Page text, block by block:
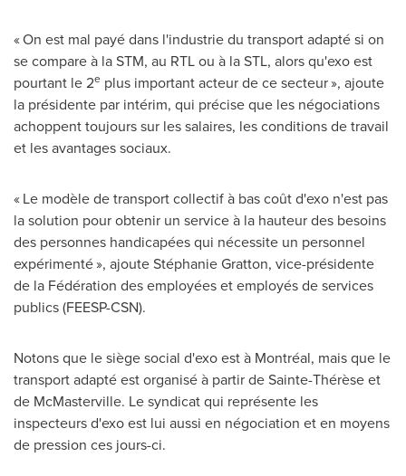
« On est mal payé dans l'industrie du transport adapté si on
se compare à la STM, au RTL ou à la STL, alors qu'exo est
pourtant le 2e plus important acteur de ce secteur », ajoute
la présidente par intérim, qui précise que les négociations
achoppent toujours sur les salaires, les conditions de travail
et les avantages sociaux.
« Le modèle de transport collectif à bas coût d'exo n'est pas
la solution pour obtenir un service à la hauteur des besoins
des personnes handicapées qui nécessite un personnel
expérimenté », ajoute Stéphanie Gratton, vice-présidente
de la Fédération des employées et employés de services
publics (FEESP-CSN).
Notons que le siège social d'exo est à Montréal, mais que le
transport adapté est organisé à partir de Sainte-Thérèse et
de McMasterville. Le syndicat qui représente les
inspecteurs d'exo est lui aussi en négociation et en moyens
de pression ces jours-ci.